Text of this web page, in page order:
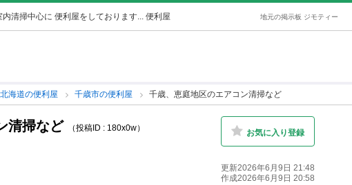
内清掃中心に 便利屋をしております... 便利屋 地元の掲示板 ジモティー
北海道の便利屋 千歳市の便利屋 千歳、恵庭地区のエアコン清掃など
清掃など （投稿ID : 180x0w） お気に入り登録
更新2026年6月9日 21:48
作成2026年6月9日 20:58